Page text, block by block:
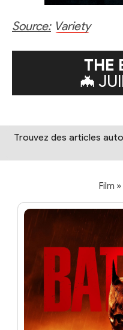
Source: Variety
THE
🦇
Trouvez des articles
Film